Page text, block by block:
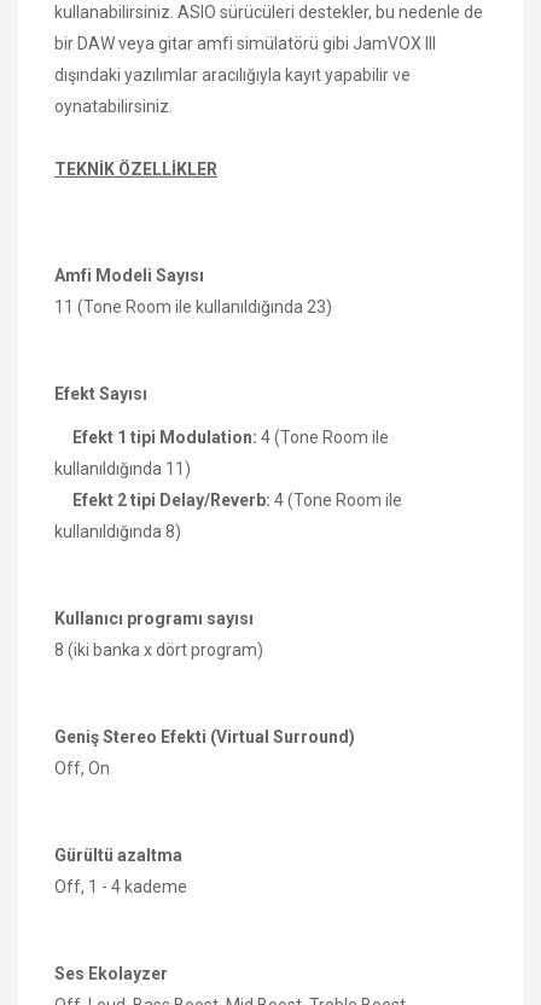
kullanabilirsiniz. ASIO sürücüleri destekler, bu nedenle de
bir DAW veya gitar amfi simülatörü gibi JamVOX III
dışındaki yazılımlar aracılığıyla kayıt yapabilir ve
oynatabilirsiniz.
TEKNİK ÖZELLİKLER
Amfi Modeli Sayısı
11 (Tone Room ile kullanıldığında 23)
Efekt Sayısı
Efekt 1 tipi Modulation: 4 (Tone Room ile
kullanıldığında 11)
Efekt 2 tipi Delay/Reverb: 4 (Tone Room ile
kullanıldığında 8)
Kullanıcı programı sayısı
8 (iki banka x dört program)
Geniş Stereo Efekti (Virtual Surround)
Off, On
Gürültü azaltma
Off, 1 - 4 kademe
Ses Ekolayzer